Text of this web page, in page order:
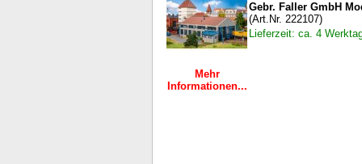
Mehr
Informationen...
Gebr. Faller GmbH
(Art.Nr. 222107)
Lieferzeit: ca. 4